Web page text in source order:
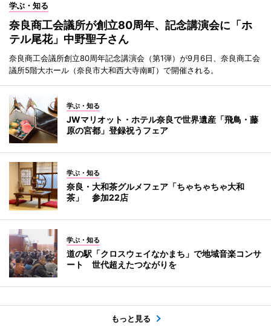
学ぶ・知る
奈良商工会議所が創立80周年、記念講演会に「ホ
テル尾花」中野聖子さん
奈良商工会議所創立80周年記念講演会（第1弾）が9月6日、奈良商工会
議所5階大ホール（奈良市大和西大寺南町）で開催される。
学ぶ・知る
JWマリオット・ホテル奈良で世界遺産「飛鳥・藤
原の宮都」登録祝うフェア
学ぶ・知る
奈良・大和茶グルメフェア「ちゃちゃちゃ大和
茶」 参加22店
学ぶ・知る
道の駅「クロスウェイなかまち」で地域音楽コンサ
ート 世代超えたつながりを
もっと見る